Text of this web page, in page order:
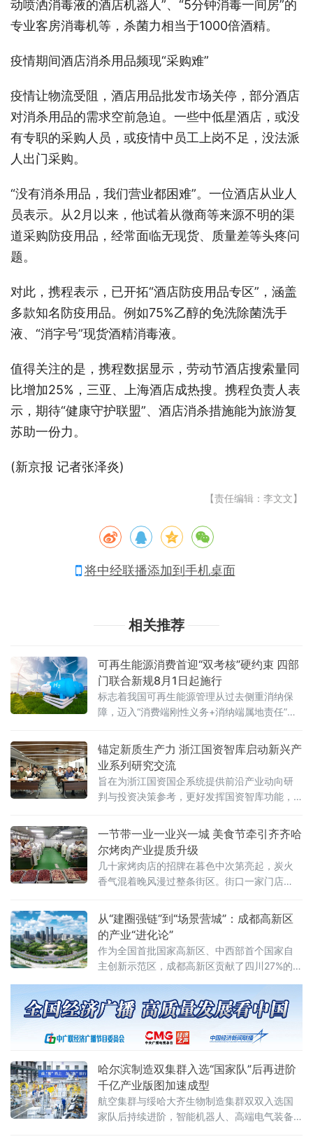
动喷洒消毒液的酒店机器人”、“5分钟消毒一间房”的
专业客房消毒机等，杀菌力相当于1000倍酒精。
疫情期间酒店消杀用品频现“采购难”
疫情让物流受阻，酒店用品批发市场关停，部分酒店
对消杀用品的需求空前急迫。一些中低星酒店，或没
有专职的采购人员，或疫情中员工上岗不足，没法派
人出门采购。
“没有消杀用品，我们营业都困难”。一位酒店从业人
员表示。从2月以来，他试着从微商等来源不明的渠
道采购防疫用品，经常面临无现货、质量差等头疼问
题。
对此，携程表示，已开拓“酒店防疫用品专区”，涵盖
多款知名防疫用品。例如75%乙醇的免洗除菌洗手
液、“消字号”现货酒精消毒液。
值得关注的是，携程数据显示，劳动节酒店搜索量同
比增加25%，三亚、上海酒店成热搜。携程负责人表
示，期待“健康守护联盟”、酒店消杀措施能为旅游复
苏助一份力。
(新京报 记者张泽炎)
【责任编辑：李文文】
将中经联播添加到手机桌面
相关推荐
可再生能源消费首迎“双考核”硬约束 四部
门联合新规8月1日起施行
标志着我国可再生能源管理从过去侧重消纳保
障，迈入“消费端刚性义务+消纳端属地责任”双
了当前可再生能源“发
锚定新质生产力 浙江国资智库启动新兴产
业系列研究交流
旨在为浙江国资国企系统提供前沿产业动向研
判与投资决策参考，更好发挥国资智库功能，
与资本运作
一节带一业一业兴一城 美食节牵引齐齐哈
尔烤肉产业提质升级
几十家烤肉店的招牌在暮色中次第亮起，炭火
香气混着晚风漫过整条街区。街口一家门店
烟火气里，有一个值得留意的细节——街面上
不少店门口都贴出了“诚招加盟”的告示，有的还
标注着“全供应链配送”“总部统一培训”等字样。
就在几年前，这些小店大多
从“建圈强链”到“场景营城”：成都高新区
的产业“进化论”
作为全国首批国家高新区、中西部首个国家自
主创新示范区，成都高新区贡献了四川27%的专
以及超过50%的科创板上市公司
哈尔滨制造双集群入选“国家队”后再进阶
千亿产业版图加速成型
航空集群与绥哈大齐生物制造集群双双入选国
家队后持续进阶，智能机器人、高端电气装备